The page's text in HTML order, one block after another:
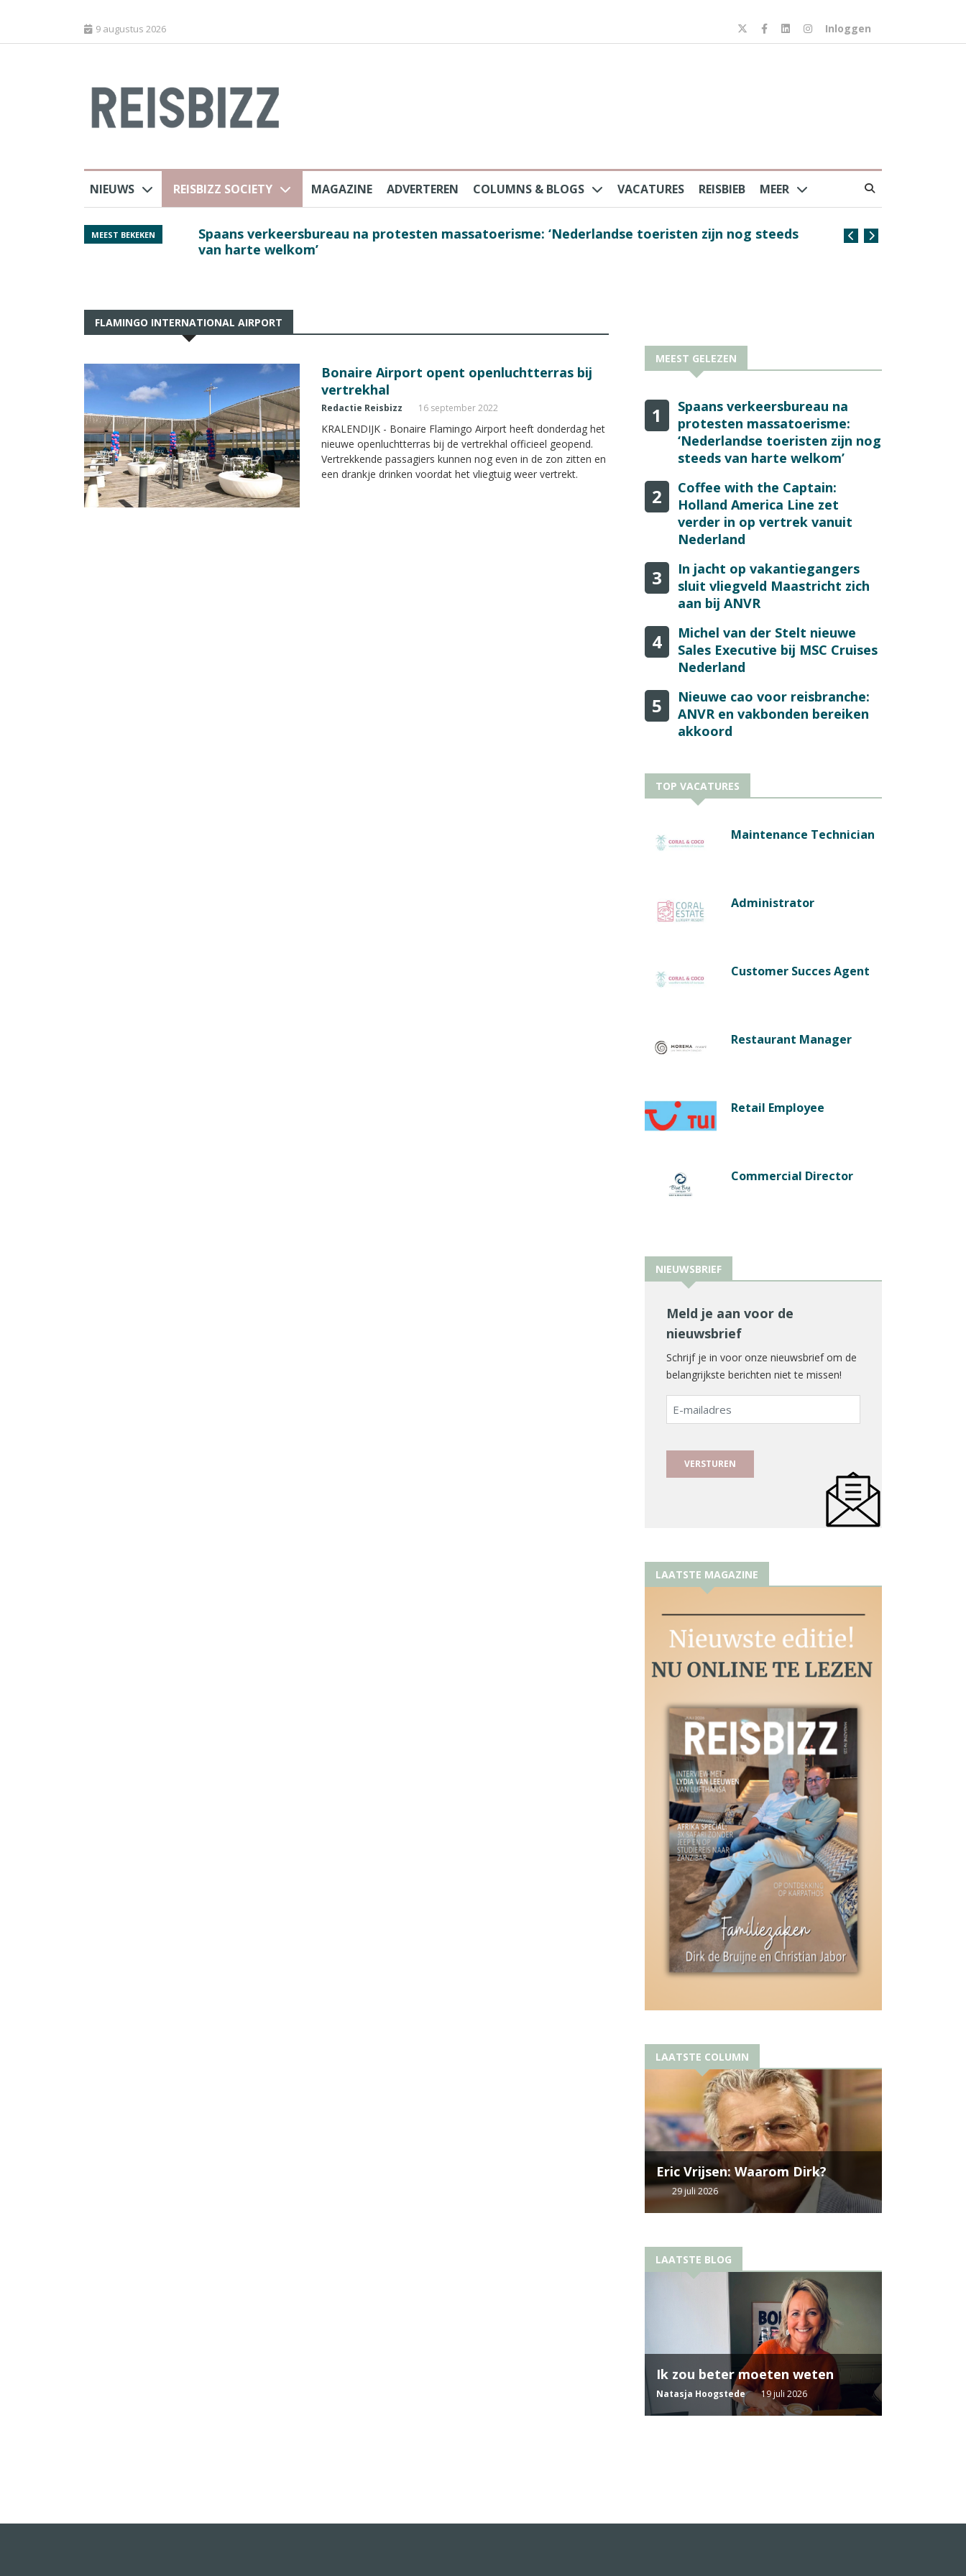
9 augustus 2026 Inloggen
NIEUWS REISBIZZ SOCIETY MAGAZINE ADVERTEREN COLUMNS & BLOGS VACATURES REISBIEB MEER
MEEST BEKEKEN
Spaans verkeersbureau na protesten massatoerisme: ‘Nederlandse toeristen zijn nog steeds
van harte welkom’
Coffee with the
FLAMINGO INTERNATIONAL AIRPORT
Bonaire Airport opent openluchtterras bij
vertrekhal
Redactie Reisbizz 16 september 2022
KRALENDIJK - Bonaire Flamingo Airport heeft donderdag het
nieuwe openluchtterras bij de vertrekhal officieel geopend.
Vertrekkende passagiers kunnen nog even in de zon zitten en
een drankje drinken voordat het vliegtuig weer vertrekt.
MEEST GELEZEN
1
Spaans verkeersbureau na
protesten massatoerisme:
‘Nederlandse toeristen zijn nog
steeds van harte welkom’
2
Coffee with the Captain:
Holland America Line zet
verder in op vertrek vanuit
Nederland
3
In jacht op vakantiegangers
sluit vliegveld Maastricht zich
aan bij ANVR
4
Michel van der Stelt nieuwe
Sales Executive bij MSC Cruises
Nederland
5
Nieuwe cao voor reisbranche:
ANVR en vakbonden bereiken
akkoord
TOP VACATURES
Maintenance Technician
Administrator
Customer Succes Agent
Restaurant Manager
Retail Employee
Commercial Director
NIEUWSBRIEF
Meld je aan voor de
nieuwsbrief
Schrijf je in voor onze nieuwsbrief om de
belangrijkste berichten niet te missen!
E-
mailadres
LAATSTE MAGAZINE
LAATSTE COLUMN
Eric Vrijsen: Waarom Dirk?
29 juli 2026
LAATSTE BLOG
Ik zou beter moeten weten
Natasja Hoogstede 19 juli 2026